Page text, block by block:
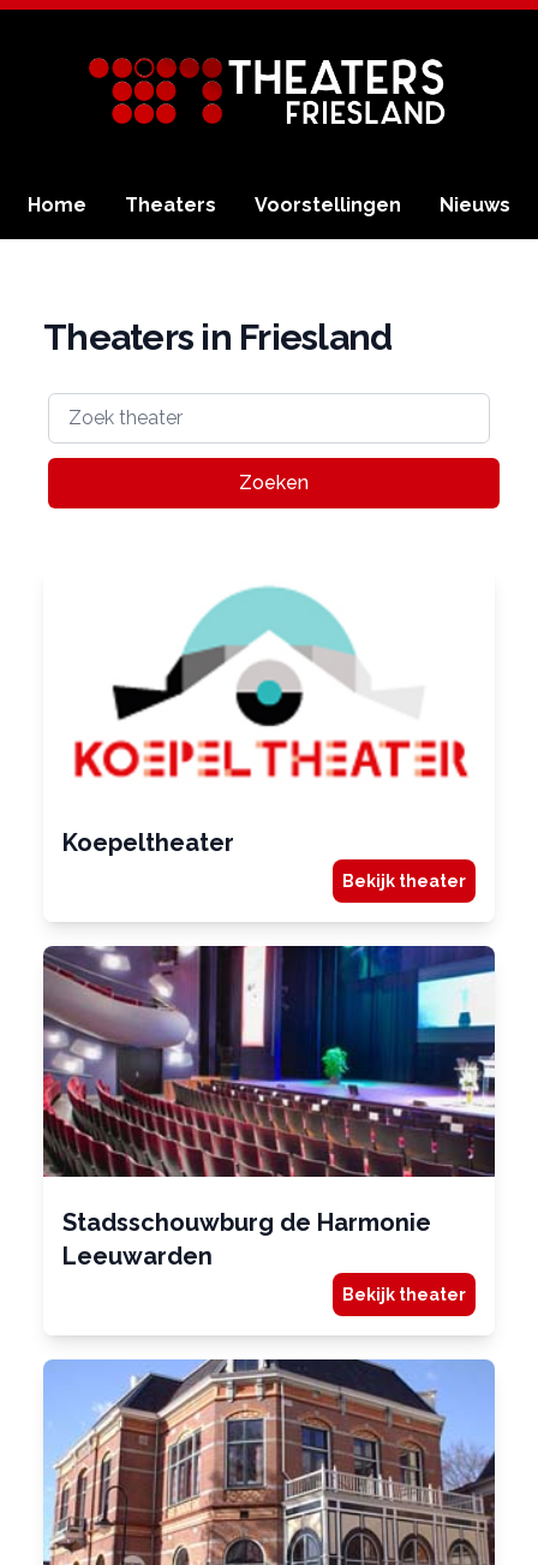
Home Theaters Voorstellingen Nieuws
Theaters in Friesland
Zoeken
Koepeltheater
Bekijk theater
Stadsschouwburg de Harmonie
Leeuwarden
Bekijk theater